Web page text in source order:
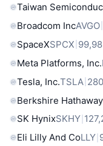
Taiwan
Broadcom IncAVGO
SpaceXSPCX
Meta Platforms, Inc.
Tesla, Inc.TSLA
Berkshire
SK HynixSKHY
Eli Lilly And CoLLY